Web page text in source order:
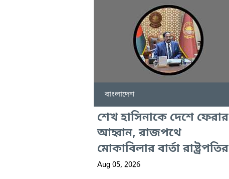
বাংলাদেশ
শেখ হাসিনাকে দেশে ফেরার
আহ্বান, রাজপথে
মোকাবিলার বার্তা রাষ্ট্রপতির
Aug 05, 2026